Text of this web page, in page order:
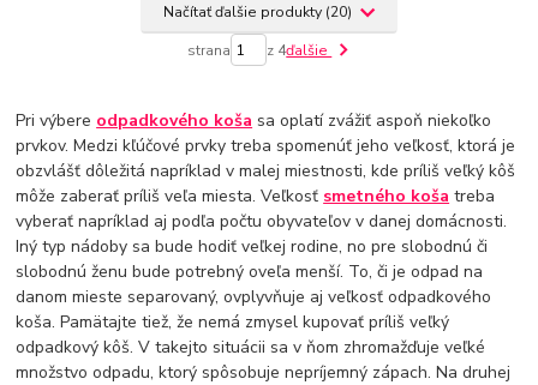
Načítať ďalšie produkty (20)
strana z 4ďalšie
Pri výbere odpadkového koša sa oplatí zvážiť aspoň niekoľko
prvkov. Medzi kľúčové prvky treba spomenúť jeho veľkosť, ktorá je
obzvlášť dôležitá napríklad v malej miestnosti, kde príliš veľký kôš
môže zaberať príliš veľa miesta. Veľkosť smetného koša treba
vyberať napríklad aj podľa počtu obyvateľov v danej domácnosti.
Iný typ nádoby sa bude hodiť veľkej rodine, no pre slobodnú či
slobodnú ženu bude potrebný oveľa menší. To, či je odpad na
danom mieste separovaný, ovplyvňuje aj veľkosť odpadkového
koša. Pamätajte tiež, že nemá zmysel kupovať príliš veľký
odpadkový kôš. V takejto situácii sa v ňom zhromažďuje veľké
množstvo odpadu, ktorý spôsobuje nepríjemný zápach. Na druhej